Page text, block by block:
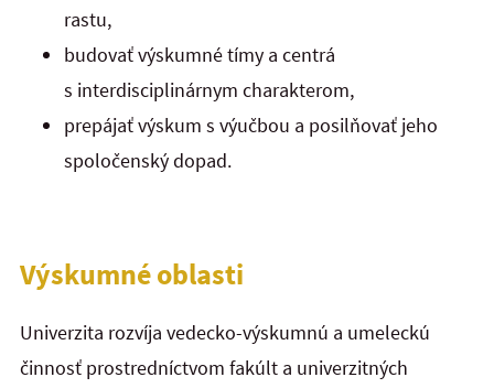
rastu,
budovať výskumné tímy a centrá
s interdisciplinárnym charakterom,
prepájať výskum s výučbou a posilňovať jeho
spoločenský dopad.
Výskumné oblasti
Univerzita rozvíja vedecko-výskumnú a umeleckú
činnosť prostredníctvom fakúlt a univerzitných